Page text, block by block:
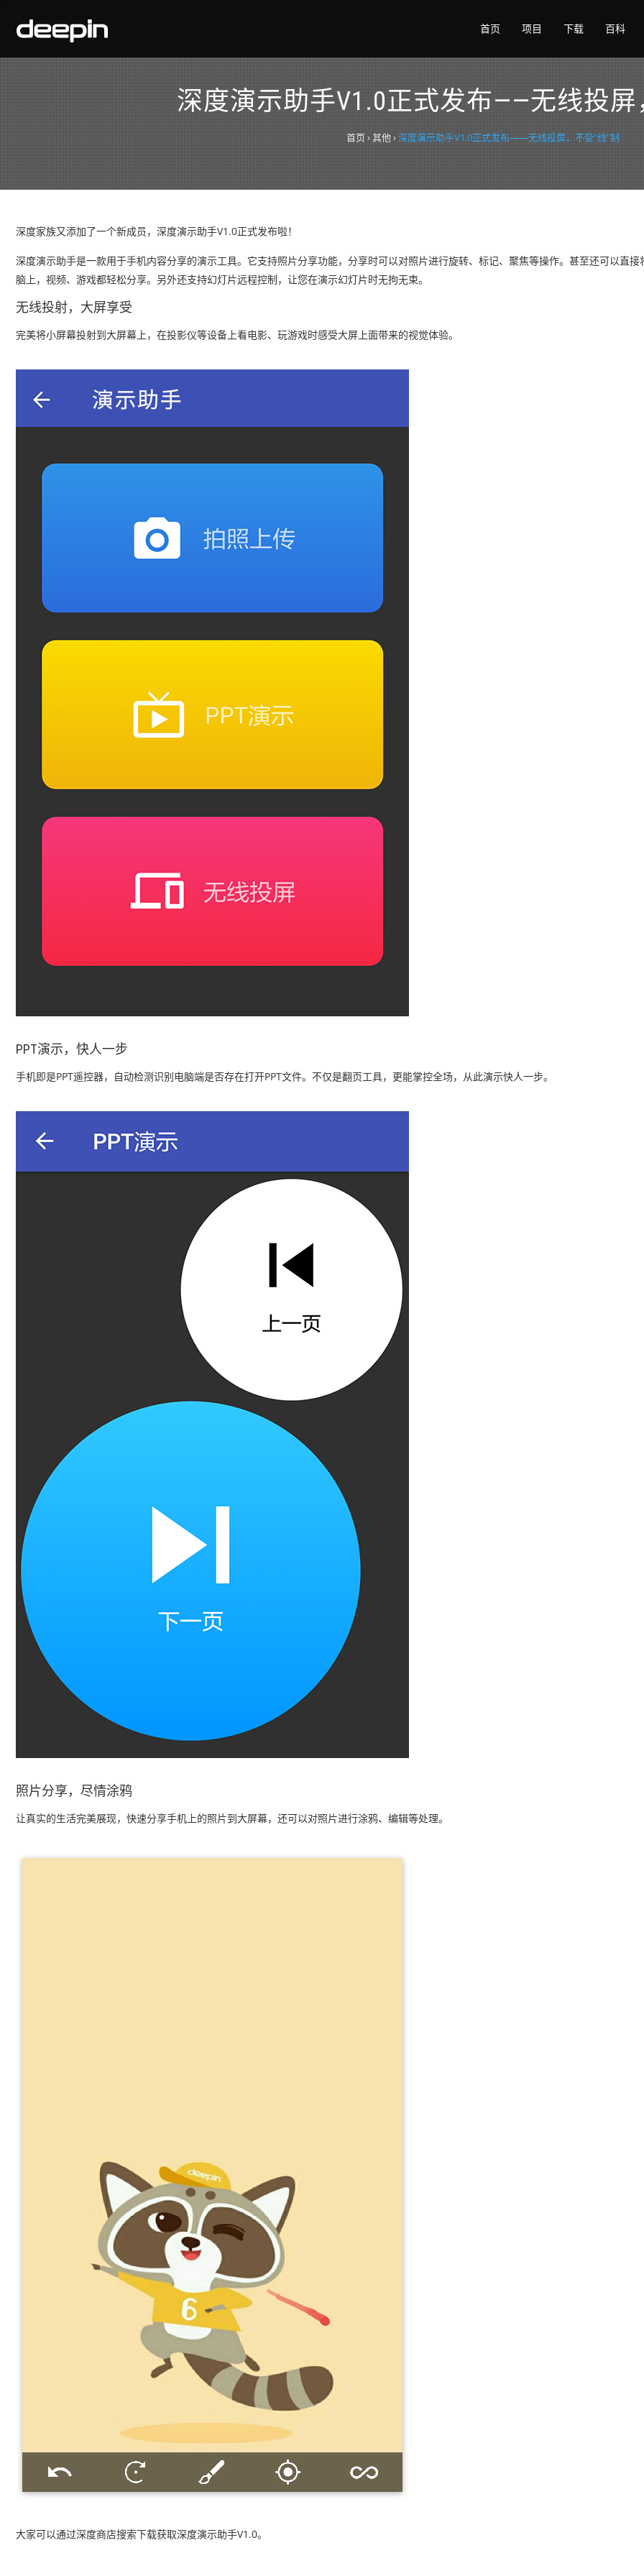
首页 项目 下载 百科
深度演示助手V1.0正式发布——无线投屏
首页 ›其他›深度演示助手V1.0正式发布——无线投屏，不受“线”制
深度家族又添加了一个新成员，深度演示助手V1.0正式发布啦！
深度演示助手是一款用于手机内容分享的演示工具。它支持照片分享功能，分享时可以对照片进行旋转、标记、聚焦等操作。甚至还可以直接
脑上，视频、游戏都轻松分享。另外还支持幻灯片远程控制，让您在演示幻灯片时无拘无束。
无线投射，大屏享受
完美将小屏幕投射到大屏幕上，在投影仪等设备上看电影、玩游戏时感受大屏上面带来的视觉体验。
PPT演示，快人一步
手机即是PPT遥控器，自动检测识别电脑端是否存在打开PPT文件。不仅是翻页工具，更能掌控全场，从此演示快人一步。
照片分享，尽情涂鸦
让真实的生活完美展现，快速分享手机上的照片到大屏幕，还可以对照片进行涂鸦、编辑等处理。
大家可以通过深度商店搜索下载获取深度演示助手V1.0。